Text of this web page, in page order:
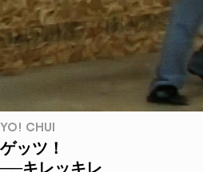
YO! CHUI
ゲッツ！
──キレッキレ